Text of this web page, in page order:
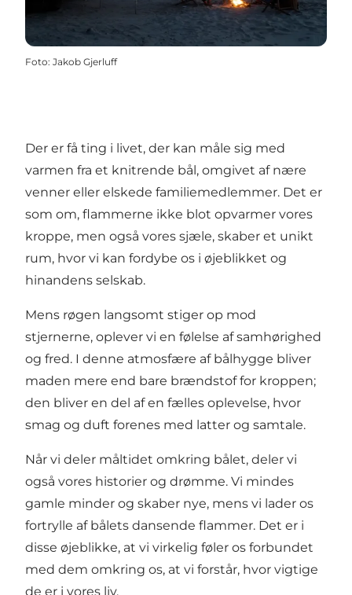
Foto: Jakob Gjerluff
Der er få ting i livet, der kan måle sig med
varmen fra et knitrende bål, omgivet af nære
venner eller elskede familiemedlemmer. Det er
som om, flammerne ikke blot opvarmer vores
kroppe, men også vores sjæle, skaber et unikt
rum, hvor vi kan fordybe os i øjeblikket og
hinandens selskab.
Mens røgen langsomt stiger op mod
stjernerne, oplever vi en følelse af samhørighed
og fred. I denne atmosfære af bålhygge bliver
maden mere end bare brændstof for kroppen;
den bliver en del af en fælles oplevelse, hvor
smag og duft forenes med latter og samtale.
Når vi deler måltidet omkring bålet, deler vi
også vores historier og drømme. Vi mindes
gamle minder og skaber nye, mens vi lader os
fortrylle af bålets dansende flammer. Det er i
disse øjeblikke, at vi virkelig føler os forbundet
med dem omkring os, at vi forstår, hvor vigtige
de er i vores liv.